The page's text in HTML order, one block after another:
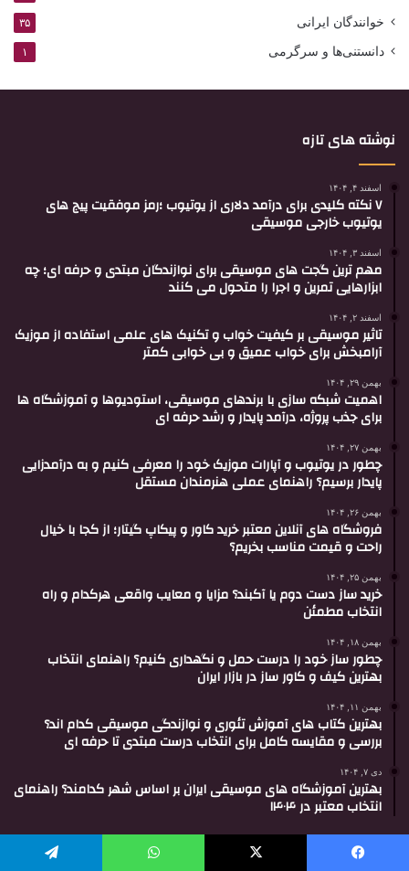
خوانندگان ایرانی ۳۵
دانستنی‌ها و سرگرمی ۱
نوشته های تازه
اسفند ۴, ۱۴۰۴
۷ نکته کلیدی برای درآمد دلاری از یوتیوب ؛رمز موفقیت پیج های
یوتیوب خارجی موسیقی
اسفند ۳, ۱۴۰۴
مهم ترین گجت های موسیقی برای نوازندگان مبتدی و حرفه ای؛ چه
ابزارهایی تمرین و اجرا را متحول می کنند
اسفند ۲, ۱۴۰۴
تاثیر موسیقی بر کیفیت خواب و تکنیک های علمی استفاده از موزیک
آرامبخش برای خواب عمیق و بی خوابی کمتر
بهمن ۲۹, ۱۴۰۴
اهمیت شبکه سازی با برندهای موسیقی، استودیوها و آموزشگاه ها
برای جذب پروژه، درآمد پایدار و رشد حرفه ای
بهمن ۲۷, ۱۴۰۴
چطور در یوتیوب و آپارات موزیک خود را معرفی کنیم و به درآمدزایی
پایدار برسیم؟ راهنمای عملی هنرمندان مستقل
بهمن ۲۶, ۱۴۰۴
فروشگاه های آنلاین معتبر خرید کاور و پیکاپ گیتار؛ از کجا با خیال
راحت و قیمت مناسب بخریم؟
بهمن ۲۵, ۱۴۰۴
خرید ساز دست دوم یا آکبند؟ مزایا و معایب واقعی هرکدام و راه
انتخاب مطمئن
بهمن ۱۸, ۱۴۰۴
چطور ساز خود را درست حمل و نگهداری کنیم؟ راهنمای انتخاب
بهترین کیف و کاور ساز در بازار ایران
بهمن ۱۱, ۱۴۰۴
بهترین کتاب های آموزش تئوری و نوازندگی موسیقی کدام اند؟
بررسی و مقایسه کامل برای انتخاب درست مبتدی تا حرفه ای
دی ۷, ۱۴۰۴
بهترین آموزشگاه های موسیقی ایران بر اساس شهر کدامند؟ راهنمای
انتخاب معتبر در ۱۴۰۴
دسته بندی ها